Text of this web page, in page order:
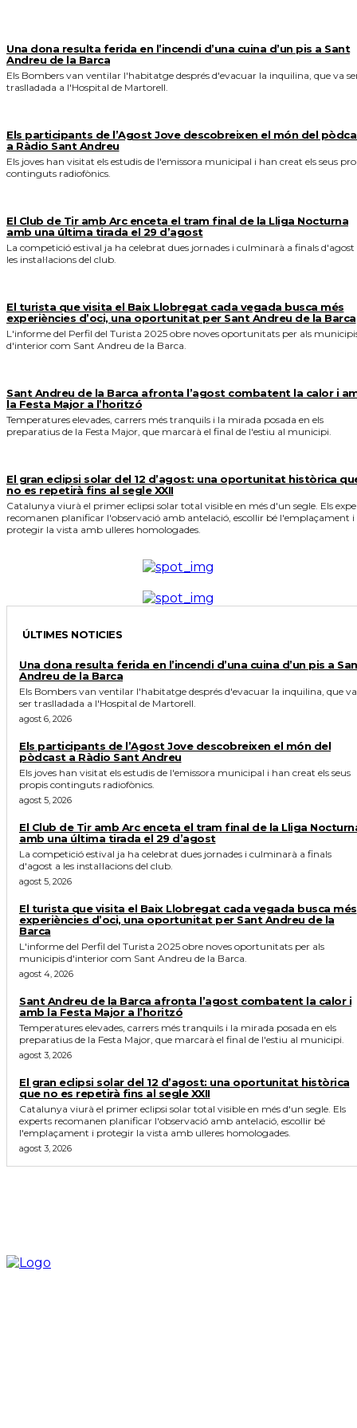
Una dona resulta ferida en l’incendi d’una cuina d’un pis a Sant
Andreu de la Barca
Els Bombers van ventilar l'habitatge després d'evacuar la inquilina, que va
traslladada a l'Hospital de Martorell.
Els participants de l’Agost Jove descobreixen el món del
a Ràdio Sant Andreu
Els joves han visitat els estudis de l'emissora municipal i han creat els seus
continguts radiofònics.
El Club de Tir amb Arc enceta el tram final de la Lliga Nocturna
amb una última tirada el 29 d’agost
La competició estival ja ha celebrat dues jornades i culminarà a finals d'agost
les instal·lacions del club.
El turista que visita el Baix Llobregat cada vegada busca més
experiències d’oci, una oportunitat per Sant Andreu de la Barca
L'informe del Perfil del Turista 2025 obre noves oportunitats per als
d'interior com Sant Andreu de la Barca.
Sant Andreu de la Barca afronta l’agost combatent la calor i
la Festa Major a l’horitzó
Temperatures elevades, carrers més tranquils i la mirada posada en els
preparatius de la Festa Major, que marcarà el final de l'estiu al municipi.
El gran eclipsi solar del 12 d’agost: una oportunitat històrica
no es repetirà fins al segle XXII
Catalunya viurà el primer eclipsi solar total visible en més d'un segle. Els
recomanen planificar l'observació amb antelació, escollir bé l'emplaçament i
protegir la vista amb ulleres homologades.
ÚLTIMES NOTICIES
Una dona resulta ferida en l’incendi d’una cuina d’un pis a
Andreu de la Barca
Els Bombers van ventilar l'habitatge després d'evacuar la inquilina, que va
ser traslladada a l'Hospital de Martorell.
agost 6, 2026
Els participants de l’Agost Jove descobreixen el món del
pòdcast a Ràdio Sant Andreu
Els joves han visitat els estudis de l'emissora municipal i han creat els seus
propis continguts radiofònics.
agost 5, 2026
El Club de Tir amb Arc enceta el tram final de la Lliga
amb una última tirada el 29 d’agost
La competició estival ja ha celebrat dues jornades i culminarà a finals
d'agost a les instal·lacions del club.
agost 5, 2026
El turista que visita el Baix Llobregat cada vegada busca més
experiències d’oci, una oportunitat per Sant Andreu de la
Barca
L'informe del Perfil del Turista 2025 obre noves oportunitats per als
municipis d'interior com Sant Andreu de la Barca.
agost 4, 2026
Sant Andreu de la Barca afronta l’agost combatent la calor i
amb la Festa Major a l’horitzó
Temperatures elevades, carrers més tranquils i la mirada posada en els
preparatius de la Festa Major, que marcarà el final de l'estiu al municipi.
agost 3, 2026
El gran eclipsi solar del 12 d’agost: una oportunitat històrica
que no es repetirà fins al segle XXII
Catalunya viurà el primer eclipsi solar total visible en més d'un segle. Els
experts recomanen planificar l'observació amb antelació, escollir bé
l'emplaçament i protegir la vista amb ulleres homologades.
agost 3, 2026